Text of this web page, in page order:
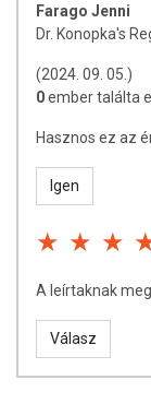
Farago Jenni
Dr. Konopka's
(2024. 09. 05.)
0ember találta
Hasznos ez az
Igen
A leírtaknak
Válasz